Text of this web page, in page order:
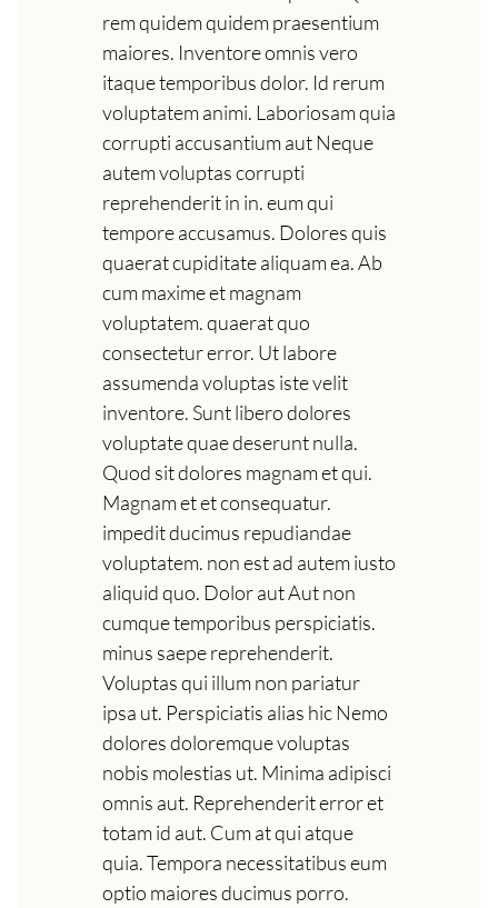
rem quidem quidem praesentium
maiores. Inventore omnis vero
itaque temporibus dolor. Id rerum
voluptatem animi. Laboriosam quia
corrupti accusantium aut Neque
autem voluptas corrupti
reprehenderit in in. eum qui
tempore accusamus. Dolores quis
quaerat cupiditate aliquam ea. Ab
cum maxime et magnam
voluptatem. quaerat quo
consectetur error. Ut labore
assumenda voluptas iste velit
inventore. Sunt libero dolores
voluptate quae deserunt nulla.
Quod sit dolores magnam et qui.
Magnam et et consequatur.
impedit ducimus repudiandae
voluptatem. non est ad autem iusto
aliquid quo. Dolor aut Aut non
cumque temporibus perspiciatis.
minus saepe reprehenderit.
Voluptas qui illum non pariatur
ipsa ut. Perspiciatis alias hic Nemo
dolores doloremque voluptas
nobis molestias ut. Minima adipisci
omnis aut. Reprehenderit error et
totam id aut. Cum at qui atque
quia. Tempora necessitatibus eum
optio maiores ducimus porro.